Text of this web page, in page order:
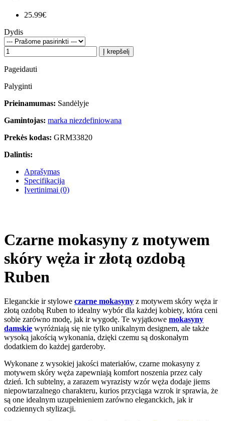
25.99€
Dydis
Į krepšelį
Pageidauti
Palyginti
Prieinamumas: Sandėlyje
Gamintojas: marka niezdefiniowana
Prekės kodas: GRM33820
Dalintis:
Aprašymas
Specifikacija
Įvertinimai (0)
Czarne mokasyny z motywem
skóry węża ir złotą ozdobą
Ruben
Eleganckie ir stylowe czarne mokasyny z motywem skóry węża ir
złotą ozdobą Ruben to idealny wybór dla każdej kobiety, która ceni
sobie zarówno modę, jak ir wygodę. Te wyjątkowe mokasyny
damskie wyróżniają się nie tylko unikalnym designem, ale także
wysoką jakością wykonania, dzięki czemu są doskonałym
dodatkiem do każdej garderoby.
Wykonane z wysokiej jakości materiałów, czarne mokasyny z
motywem skóry węża zapewniają komfort noszenia przez cały
dzień. Ich subtelny, a zarazem wyrazisty wzór węża dodaje jiems
niepowtarzalnego charakteru, kurios przyciąga wzrok ir sprawia, że
są one idealnym uzupełnieniem zarówno eleganckich, jak ir
codziennych stylizacji.